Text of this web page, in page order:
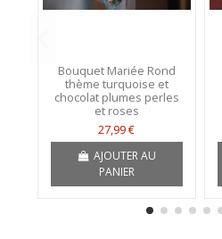
Bouquet Mariée Rond
thème turquoise et
chocolat plumes perles
et roses
27,99 €
AJOUTER AU
PANIER